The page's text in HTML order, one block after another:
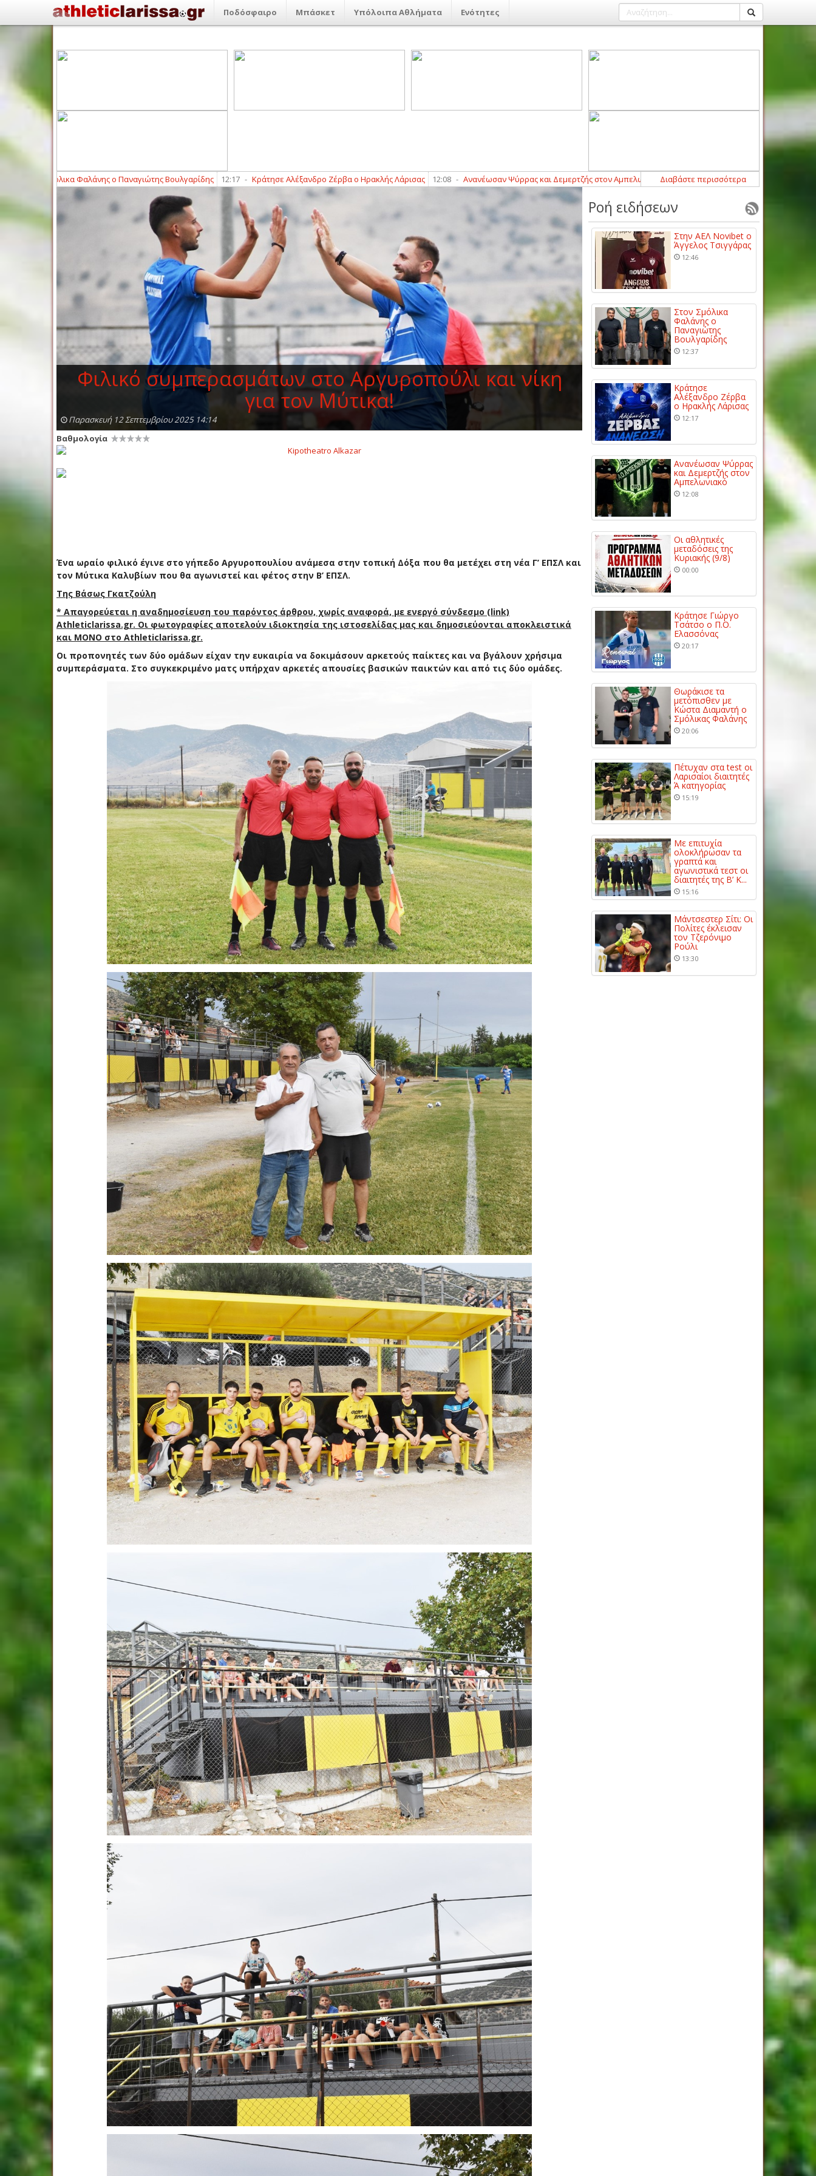
Ποδόσφαιρο Μπάσκετ Υπόλοιπα Αθλήματα Ενότητες
Φαλάνης ο Παναγιώτης Βουλγαρίδης 12:17 - Κράτησε Αλέξανδρο Ζέρβα ο Ηρακλής Λάρισας 12:08 - Ανανέωσαν Ψύρρας και Δεμερτζής στον Αμπελωνιακό 00:00 - Οι αθλητικές μεταδόσεις της Κυριακής (9/8)
Διαβάστε περισσότερα
Φιλικό συμπερασμάτων στο Αργυροπούλι και νίκη
για τον Μύτικα!
Παρασκευή 12 Σεπτεμβρίου 2025 14:14
Βαθμολογία
Ένα ωραίο φιλικό έγινε στο γήπεδο Αργυροπουλίου ανάμεσα στην τοπική Δόξα που θα μετέχει στη νέα Γ’ ΕΠΣΛ και
τον Μύτικα Καλυβίων που θα αγωνιστεί και φέτος στην Β’ ΕΠΣΛ.
Της Βάσως Γκατζούλη
* Απαγορεύεται η αναδημοσίευση του παρόντος άρθρου, χωρίς αναφορά, με ενεργό σύνδεσμο (link)
Athleticlarissa.gr. Οι φωτογραφίες αποτελούν ιδιοκτησία της ιστοσελίδας μας και δημοσιεύονται αποκλειστικά
και ΜΟΝΟ στο Athleticlarissa.gr.
Οι προπονητές των δύο ομάδων είχαν την ευκαιρία να δοκιμάσουν αρκετούς παίκτες και να βγάλουν χρήσιμα
συμπεράσματα. Στο συγκεκριμένο ματς υπήρχαν αρκετές απουσίες βασικών παικτών και από τις δύο ομάδες.
Ροή ειδήσεων
Στην ΑΕΛ Novibet ο
Άγγελος Τσιγγάρας
12:46
Στον Σμόλικα
Φαλάνης ο
Παναγιώτης
Βουλγαρίδης
12:37
Κράτησε
Αλέξανδρο Ζέρβα
ο Ηρακλής Λάρισας
12:17
Ανανέωσαν Ψύρρας
και Δεμερτζής στον
Αμπελωνιακό
12:08
Οι αθλητικές
μεταδόσεις της
Κυριακής (9/8)
00:00
Κράτησε Γιώργο
Τσάτσο ο Π.Ο.
Ελασσόνας
20:17
Θωράκισε τα
μετόπισθεν με
Κώστα Διαμαντή ο
Σμόλικας Φαλάνης
20:06
Πέτυχαν στα test οι
Λαρισαίοι διαιτητές
Ά κατηγορίας
15:19
Με επιτυχία
ολοκλήρωσαν τα
γραπτά και
αγωνιστικά τεστ οι
διαιτητές της Β’ Κ...
15:16
Μάντσεστερ Σίτι: Οι
Πολίτες έκλεισαν
τον Τζερόνιμο
Ρούλι
13:30